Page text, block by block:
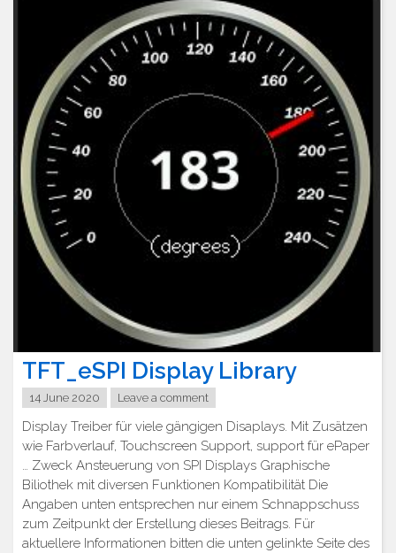
TFT_eSPI Display Library
14 June 2020 Leave a comment
Display Treiber für viele gängigen Disaplays. Mit Zusätzen
wie Farbverlauf, Touchscreen Support, support für ePaper
… Zweck Ansteuerung von SPI Displays Graphische
Biliothek mit diversen Funktionen Kompatibilität Die
Angaben unten entsprechen nur einem Schnappschuss
zum Zeitpunkt der Erstellung dieses Beitrags. Für
aktuellere Informationen bitten die unten gelinkte Seite des